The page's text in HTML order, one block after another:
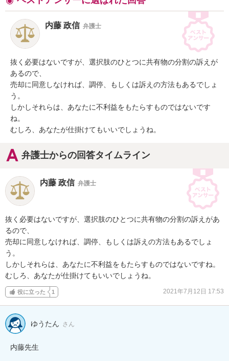
内藤 政信 弁護士
抜く必要はないですが、選択肢のひとつに共有物の分割の訴えが
あるので、
売却に同意しなければ、調停、もしくは訴えの方法もあるでしょ
う。
しかしそれらは、あなたに不利益をもたらすものではないです
ね。
むしろ、あなたが仕掛けてもいいでしょうね。
弁護士からの回答タイムライン
内藤 政信 弁護士
抜く必要はないですが、選択肢のひとつに共有物の分割の訴えがあ
るので、
売却に同意しなければ、調停、もしくは訴えの方法もあるでしょ
う。
しかしそれらは、あなたに不利益をもたらすものではないですね。
むしろ、あなたが仕掛けてもいいでしょうね。
役に立った 1 2021年7月12日 17:53
ゆうたん さん
内藤先生